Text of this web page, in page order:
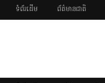
ទំព័រដើម ព័ត៌មានជាតិ